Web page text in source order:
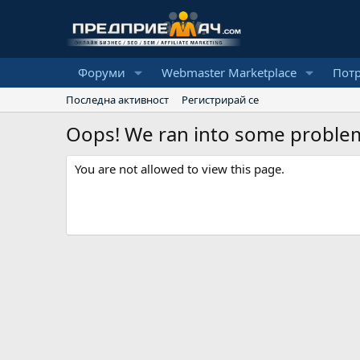
Форуми Webmaster Marketplace
Последна активност Регистрирай се
Oops! We ran into some
You are not allowed to view this page.